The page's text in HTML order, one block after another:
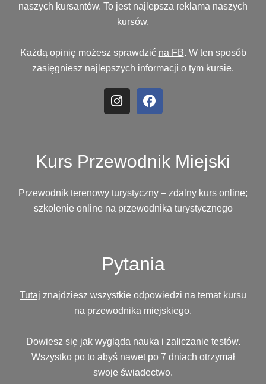
naszych kursantów. To jest najlepsza reklama naszych
kursów.
Każdą opinię możesz sprawdzić na FB. W ten sposób
zasięgniesz najlepszych informacji o tym kursie.
Kurs Przewodnik Miejski
Przewodnik terenowy turystyczny – zdalny kurs online;
szkolenie online na przewodnika turystycznego
Pytania
Tutaj znajdziesz wszystkie odpowiedzi na temat kursu
na przewodnika miejskiego.
Dowiesz się jak wygląda nauka i zaliczanie testów.
Wszystko po to abyś nawet po 7 dniach otrzymał
swoje świadectwo.